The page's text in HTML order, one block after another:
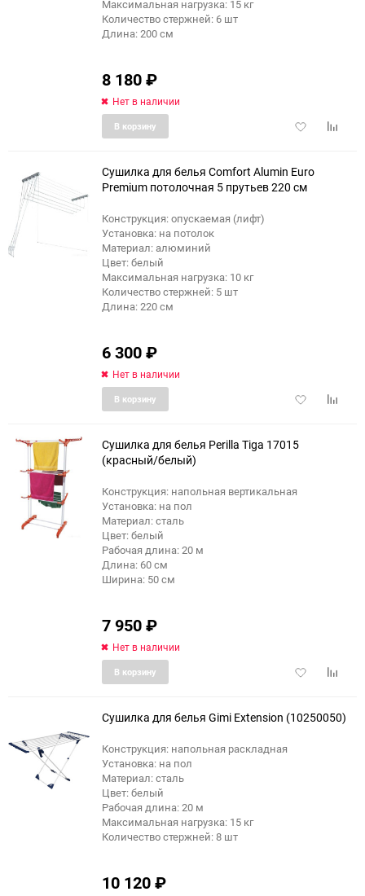
Максимальная нагрузка: 15 кг
Количество стержней: 6 шт
Длина: 200 см
8 180₽
Нет в наличии
Добавить
В корзину
Сушилка для белья Comfort Alumin Euro
Premium потолочная 5 прутьев 220 см
Конструкция: опускаемая (лифт)
Установка: на потолок
Материал: алюминий
Цвет: белый
Максимальная нагрузка: 10 кг
Количество стержней: 5 шт
Длина: 220 см
6 300₽
Нет в наличии
Добавить
В корзину
Сушилка для белья Perilla Tiga 17015
(красный/белый)
Конструкция: напольная вертикальная
Установка: на пол
Материал: сталь
Цвет: белый
Рабочая длина: 20 м
Длина: 60 см
Ширина: 50 см
7 950₽
Нет в наличии
Добавить
В корзину
Сушилка для белья Gimi Extension (10250050)
Конструкция: напольная раскладная
Установка: на пол
Материал: сталь
Цвет: белый
Рабочая длина: 20 м
Максимальная нагрузка: 15 кг
Количество стержней: 8 шт
10 120₽